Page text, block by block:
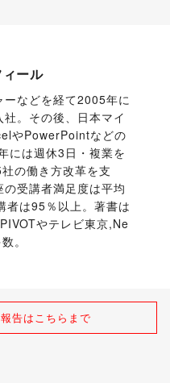
ール
などを経て2005年に
。その後、日本マイ
やPowerPointなどの
には週休3日・複業を
の働き方改革を支
受講者満足度は平均
者は95％以上。著書は
やテレビ東京,Ne
。
告はこちらまで